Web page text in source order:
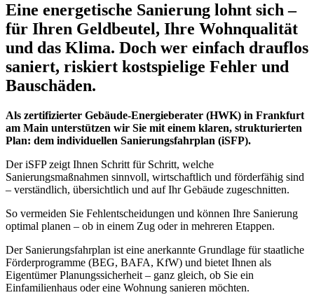
Eine energetische Sanierung lohnt sich –
für Ihren Geldbeutel, Ihre Wohnqualität
und das Klima. Doch wer einfach drauflos
saniert, riskiert kostspielige Fehler und
Bauschäden.
Als zertifizierter Gebäude-Energieberater (HWK) in Frankfurt
am Main unterstützen wir Sie mit einem klaren, strukturierten
Plan: dem individuellen Sanierungsfahrplan (iSFP).
Der iSFP zeigt Ihnen Schritt für Schritt, welche
Sanierungsmaßnahmen sinnvoll, wirtschaftlich und förderfähig sind
– verständlich, übersichtlich und auf Ihr Gebäude zugeschnitten.
So vermeiden Sie Fehlentscheidungen und können Ihre Sanierung
optimal planen – ob in einem Zug oder in mehreren Etappen.
Der Sanierungsfahrplan ist eine anerkannte Grundlage für staatliche
Förderprogramme (BEG, BAFA, KfW) und bietet Ihnen als
Eigentümer Planungssicherheit – ganz gleich, ob Sie ein
Einfamilienhaus oder eine Wohnung sanieren möchten.